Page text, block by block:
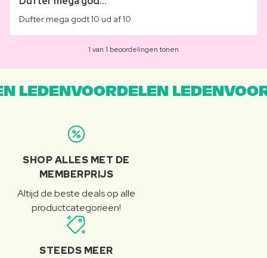
Dufter mega godt 10 ud af 10
1 van 1 beoordelingen tonen
LEDENVOORDELEN
SHOP ALLES MET DE
MEMBERPRIJS
Altijd de beste deals op alle
productcategorieën!
STEEDS MEER